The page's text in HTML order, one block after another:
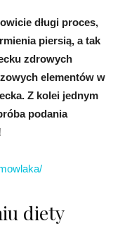
długi proces,
piersią, a tak
zdrowych
elementów w
Z kolei jednym
podania
diety